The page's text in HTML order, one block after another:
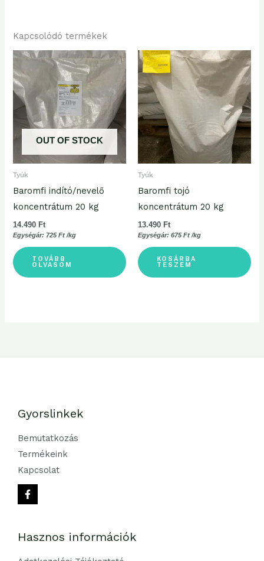
Kapcsolódó termékek
OUT OF STOCK
Tyúk
Baromfi indító/nevelő
koncentrátum 20 kg
14.490 Ft
Egységár: 725Ft /kg
TOVÁBB
OLVASOM
Tyúk
Baromfi tojó
koncentrátum 20 kg
13.490 Ft
Egységár: 675Ft /kg
KOSÁRBA
TESZEM
Gyorslinkek
Bemutatkozás
Termékeink
Kapcsolat
Hasznos információk